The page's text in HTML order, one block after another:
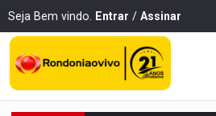
Seja Bem vindo. Entrar / Assinar